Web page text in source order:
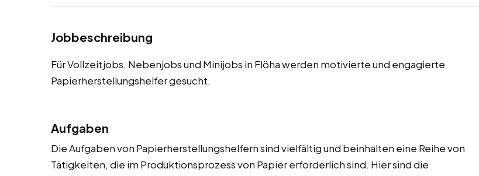
Jobbeschreibung
Für Vollzeitjobs, Nebenjobs und Minijobs in Flöha werden motivierte und engagierte
Papierherstellungshelfer gesucht.
Aufgaben
Die Aufgaben von Papierherstellungshelfern sind vielfältig und beinhalten eine Reihe von
Tätigkeiten, die im Produktionsprozess von Papier erforderlich sind. Hier sind die